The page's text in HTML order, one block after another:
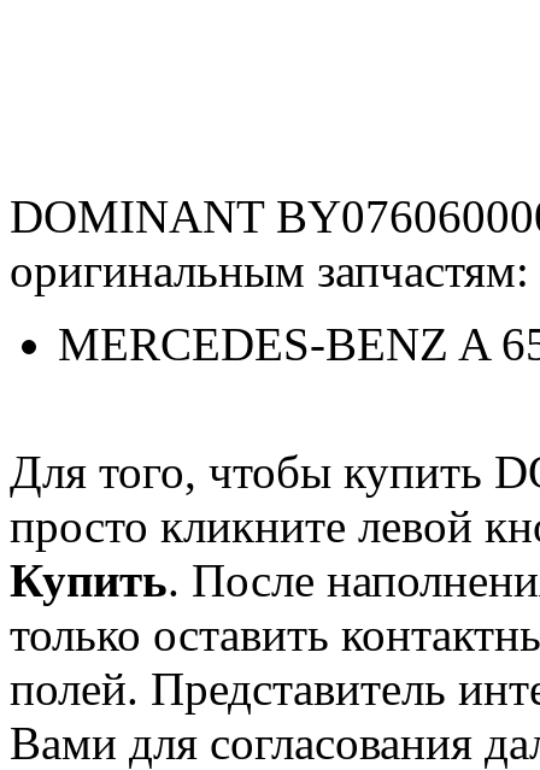
DOMINANT
оригинальным запчастям:
MERCEDES-BENZ A
Для того, чтобы купить
просто кликните левой
Купить. После
только оставить
полей. Представитель
Вами для согласования